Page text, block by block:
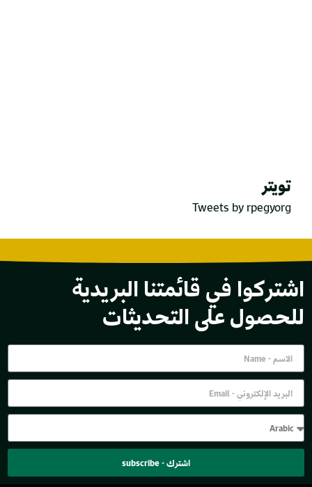
تويتر
Tweets by rpegyorg
اشتركوا في قائمتنا البريدية
للحصول على التحديثات
اشترك - subscribe